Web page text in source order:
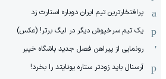
پرافتخارترین تیم ایران دوباره استارت زد
یک تیم سرخپوش دیگر در لیگ برتر! (عکس)
رونمایی از پیراهن فصل جدید باشگاه خیبر
آرسنال باید زودتر ستاره یونایتد را بخرد!